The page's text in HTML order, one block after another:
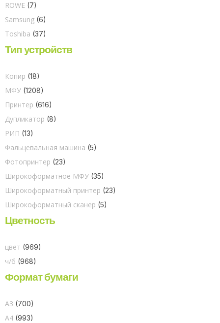
ROWE (7)
Samsung (6)
Toshiba (37)
Тип устройств
Копир (18)
МФУ (1208)
Принтер (616)
Дупликатор (8)
РИП (13)
Фальцевальная машина (5)
Фотопринтер (23)
Широкоформатное МФУ (35)
Широкоформатный принтер (23)
Широкоформатный сканер (5)
Цветность
цвет (969)
ч/б (968)
Формат бумаги
A3 (700)
A4 (993)